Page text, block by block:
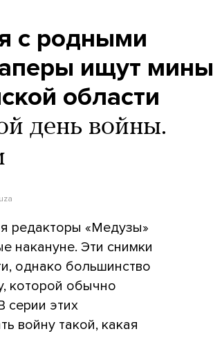
с родными
ищут мины
области
день войны.
редакторы «Медузы»
накануне. Эти снимки
однако большинство
которой обычно
серии этих
войну такой, какая